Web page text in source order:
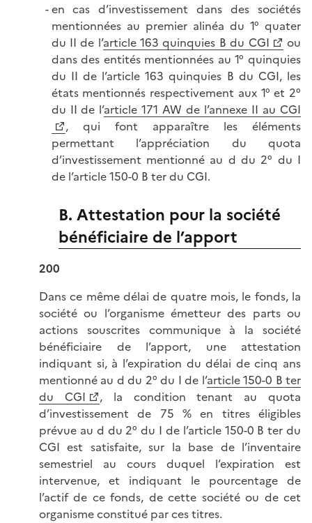
en cas d’investissement dans des sociétés
mentionnées au premier alinéa du 1° quater
du II de l’article 163 quinquies B du CGI
ou
dans des entités mentionnées au 1° quinquies
du II de l’article 163 quinquies B du CGI, les
états mentionnés respectivement aux 1° et 2°
du II de l’article 171 AW de l’annexe II au CGI
, qui font apparaître les éléments
permettant l’appréciation du quota
d’investissement mentionné au d du 2° du I
de l’article 150-0 B ter du CGI.
B. Attestation pour la société
bénéficiaire de l’apport
200
Dans ce même délai de quatre mois, le fonds, la
société ou l’organisme émetteur des parts ou
actions souscrites communique à la société
bénéficiaire de l’apport, une attestation
indiquant si, à l’expiration du délai de cinq ans
mentionné au d du 2° du I de l’article 150-0 B ter
du CGI
, la condition tenant au quota
d’investissement de 75 % en titres éligibles
prévue au d du 2° du I de l’article 150-0 B ter du
CGI est satisfaite, sur la base de l’inventaire
semestriel au cours duquel l’expiration est
intervenue, et indiquant le pourcentage de
l’actif de ce fonds, de cette société ou de cet
organisme constitué par ces titres.